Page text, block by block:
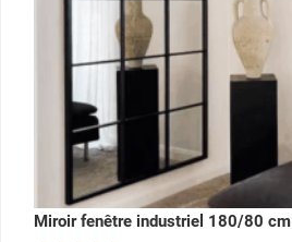
Miroir fenêtre industriel 180/80 cm